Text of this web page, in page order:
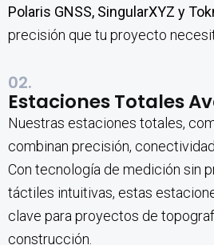
Polaris GNSS, SingularXYZ y
precisión que tu proyecto
02.
Estaciones Totales
Nuestras estaciones totales,
combinan precisión,
Con tecnología de medición sin
táctiles intuitivas, estas
clave para proyectos de
construcción.